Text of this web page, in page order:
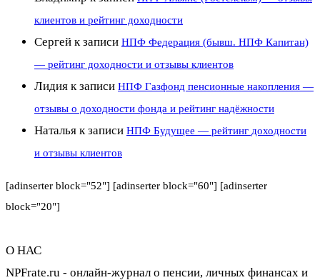
клиентов и рейтинг доходности
Сергей к записи НПФ Федерация (бывш. НПФ Капитан)
— рейтинг доходности и отзывы клиентов
Лидия к записи НПФ Газфонд пенсионные накопления —
отзывы о доходности фонда и рейтинг надёжности
Наталья к записи НПФ Будущее — рейтинг доходности
и отзывы клиентов
[adinserter block="52"] [adinserter block="60"] [adinserter
block="20"]
О НАС
NPFrate.ru - онлайн-журнал о пенсии, личных финансах и